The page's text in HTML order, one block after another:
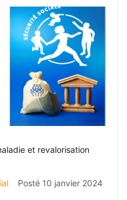
et revalorisation
Posté 10 janvier 2024